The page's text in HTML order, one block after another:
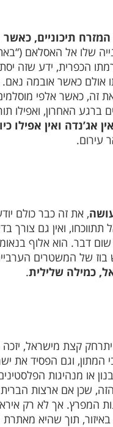
המזרח תיכוניים,
שלו אל האסלאם
הכפרית, ידע שזה
אולם כאשר אובמה
זה, כאשר אלפי
ברגע האחרון, ואפילו
אג’נדה ואין אפילו
עירום.
, את זה כבר כולם
ואין גם צורך
דבר. הוא אלוף
בוז של המשטרים
כמילה שלילית.
קצת מישראל,
וגם הפסיד את
או מנהיגות
שכן אם ארצות הברית
המפרץ. אך לא רק
תוך שהיא מאתרת